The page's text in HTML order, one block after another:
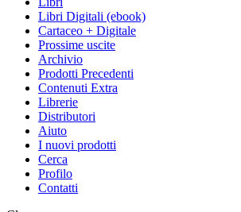
Libri Digitali (ebook)
Cartaceo + Digitale
Prossime uscite
Archivio
Prodotti Precedenti
Contenuti Extra
Librerie
Distributori
Aiuto
I nuovi prodotti
Cerca
Profilo
Contatti